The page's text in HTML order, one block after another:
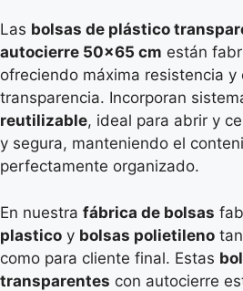
Las bolsas de plástico
autocierre 50×65 cm están
ofreciendo máxima resistencia y
transparencia. Incorporan
reutilizable, ideal para abrir y
y segura, manteniendo el
perfectamente organizado.
En nuestra fábrica de bolsas
plastico y bolsas polietileno
como para cliente final. Estas
transparentes con autocierre